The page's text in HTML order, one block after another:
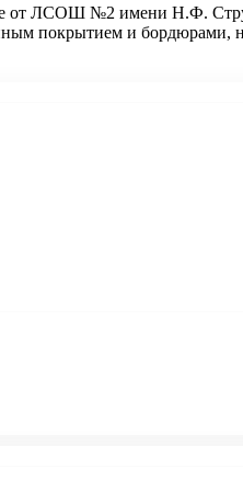
от ЛСОШ №2 имени Н.Ф.
покрытием и бордюрами,